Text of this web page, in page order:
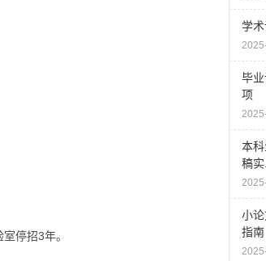
停招3年。
学
毕
项
本
稿实
小
指南